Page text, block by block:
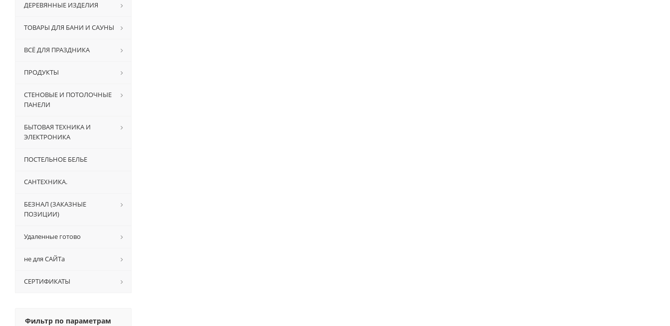
ДЕРЕВЯННЫЕ ИЗДЕЛИЯ
ТОВАРЫ ДЛЯ БАНИ И САУНЫ
ВСЁ ДЛЯ ПРАЗДНИКА
ПРОДУКТЫ
СТЕНОВЫЕ И ПОТОЛОЧНЫЕ
ПАНЕЛИ
БЫТОВАЯ ТЕХНИКА И
ЭЛЕКТРОНИКА
ПОСТЕЛЬНОЕ БЕЛЬЕ
САНТЕХНИКА.
БЕЗНАЛ (ЗАКАЗНЫЕ
ПОЗИЦИИ)
Удаленные готово
не для САЙТа
СЕРТИФИКАТЫ
Фильтр по параметрам